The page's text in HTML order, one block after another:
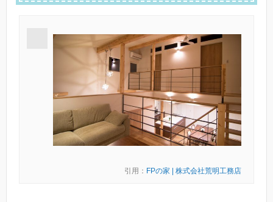
引用： FPの家 | 株式会社荒明工務店